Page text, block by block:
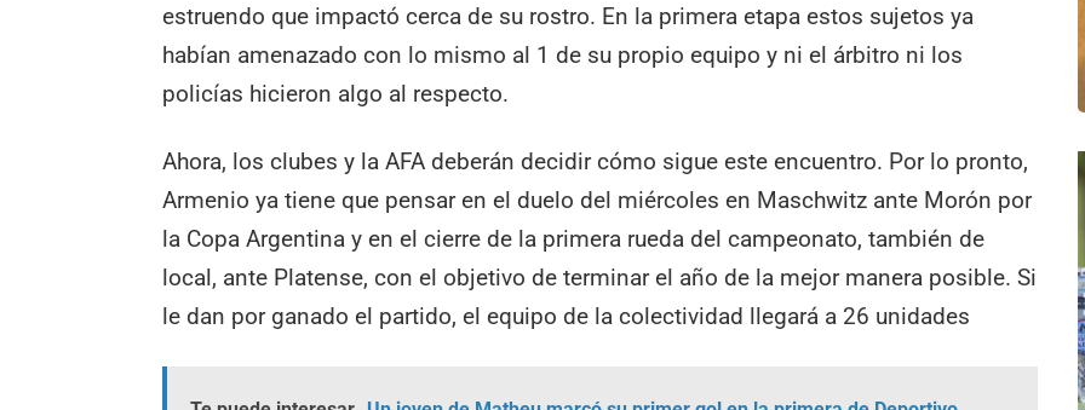
estruendo que impactó cerca de su rostro. En la primera etapa estos sujetos ya
habían amenazado con lo mismo al 1 de su propio equipo y ni el árbitro ni los
policías hicieron algo al respecto.
Ahora, los clubes y la AFA deberán decidir cómo sigue este encuentro. Por lo pronto,
Armenio ya tiene que pensar en el duelo del miércoles en Maschwitz ante Morón por
la Copa Argentina y en el cierre de la primera rueda del campeonato, también de
local, ante Platense, con el objetivo de terminar el año de la mejor manera posible. Si
le dan por ganado el partido, el equipo de la colectividad llegará a 26 unidades